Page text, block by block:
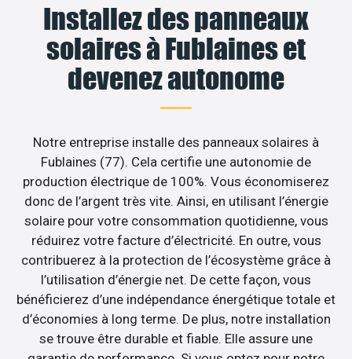
Installez des panneaux
solaires à Fublaines et
devenez autonome
Notre entreprise installe des panneaux solaires à
Fublaines (77). Cela certifie une autonomie de
production électrique de 100%. Vous économiserez
donc de l’argent très vite. Ainsi, en utilisant l’énergie
solaire pour votre consommation quotidienne, vous
réduirez votre facture d’électricité. En outre, vous
contribuerez à la protection de l’écosystème grâce à
l’utilisation d’énergie net. De cette façon, vous
bénéficierez d’une indépendance énergétique totale et
d’économies à long terme. De plus, notre installation
se trouve être durable et fiable. Elle assure une